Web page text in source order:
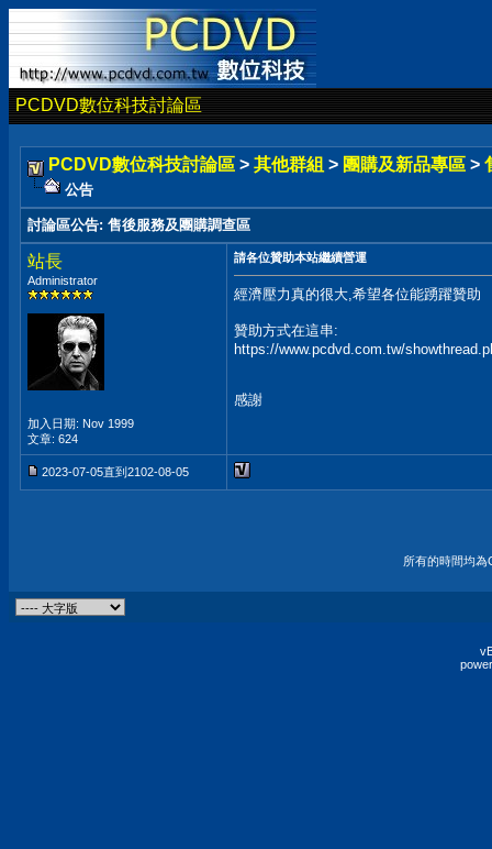
PCDVD數位科技討論區
PCDVD數位科技討論區 > 其他群組 > 團購及新品專區 >
公告
討論區公告: 售後服務及團購調查區
站長
Administrator
加入日期: Nov 1999
文章: 624
請各位贊助本站繼續營運
經濟壓力真的很大,希望各位能踴躍贊助
贊助方式在這串:
https://www.pcdvd.com.tw/
感謝
2023-07-05直到2102-08-05
所有的時間均為